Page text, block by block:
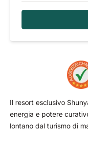
Il resort esclusivo
energia e potere
lontano dal turismo di